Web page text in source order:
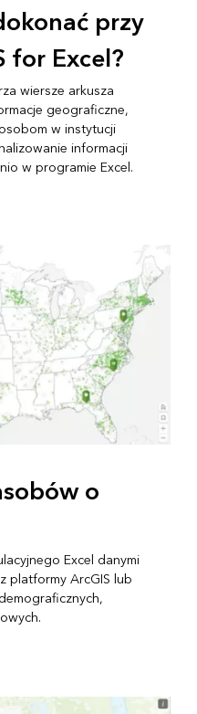
przy
for Excel?
wiersze arkusza
geograficzne,
w instytucji
informacji
w programie Excel.
o
Excel danymi
platformy ArcGIS lub